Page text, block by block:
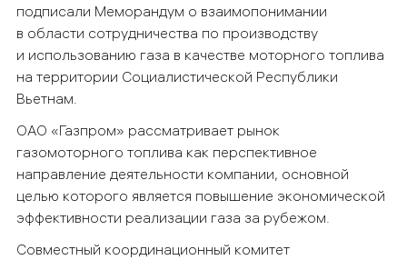
подписали Меморандум о взаимопонимании
в области сотрудничества по производству
и использованию газа в качестве моторного топлива
на территории Социалистической Республики
Вьетнам.
ОАО «Газпром» рассматривает рынок
газомоторного топлива как перспективное
направление деятельности компании, основной
целью которого является повышение экономической
эффективности реализации газа за рубежом.
Совместный координационный комитет